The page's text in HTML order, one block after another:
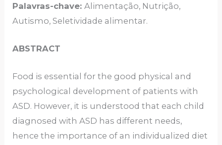
Palavras-chave:Alimentação, Nutrição,
Autismo, Seletividade alimentar.
ABSTRACT
Food is essential for the good physical and
psychological development of patients with
ASD. However, it is understood that each child
diagnosed with ASD has different needs,
hence the importance of an individualized diet